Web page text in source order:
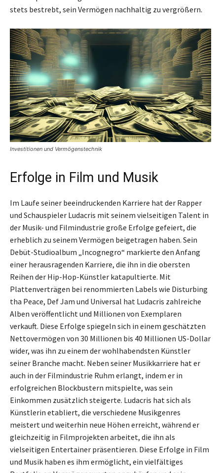
stets bestrebt, sein Vermögen nachhaltig zu vergrößern.
Investitionen und Vermögenstechnik
Erfolge in Film und Musik
Im Laufe seiner beeindruckenden Karriere hat der Rapper
und Schauspieler Ludacris mit seinem vielseitigen Talent in
der Musik- und Filmindustrie große Erfolge gefeiert, die
erheblich zu seinem Vermögen beigetragen haben. Sein
Debüt-Studioalbum „Incognegro“ markierte den Anfang
einer herausragenden Karriere, die ihn in die obersten
Reihen der Hip-Hop-Künstler katapultierte. Mit
Plattenverträgen bei renommierten Labels wie Disturbing
tha Peace, Def Jam und Universal hat Ludacris zahlreiche
Alben veröffentlicht und Millionen von Exemplaren
verkauft. Diese Erfolge spiegeln sich in einem geschätzten
Nettovermögen von 30 Millionen bis 40 Millionen US-Dollar
wider, was ihn zu einem der wohlhabendsten Künstler
seiner Branche macht. Neben seiner Musikkarriere hat er
auch in der Filmindustrie Ruhm erlangt, indem er in
erfolgreichen Blockbustern mitspielte, was sein
Einkommen zusätzlich steigerte. Ludacris hat sich als
Künstlerin etabliert, die verschiedene Musikgenres
meistert und weiterhin neue Höhen erreicht, während er
gleichzeitig in Filmprojekten arbeitet, die ihn als
vielseitigen Entertainer präsentieren. Diese Erfolge in Film
und Musik haben es ihm ermöglicht, ein vielfältiges